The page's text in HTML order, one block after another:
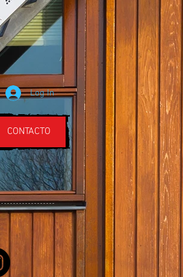
Log In
CONTACTO